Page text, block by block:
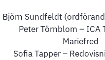
Björn Sundfeldt
Peter Törnblom – ICA
Mariefred
Sofia Tapper –